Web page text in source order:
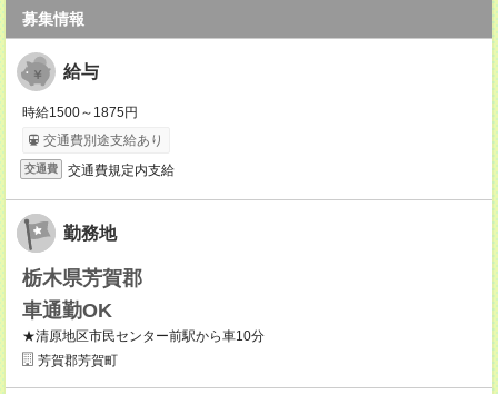
募集情報
給与
時給1500～1875円
交通費別途支給あり
交通費 交通費規定内支給
勤務地
栃木県芳賀郡
車通勤OK
★清原地区市民センター前駅から車10分
芳賀郡芳賀町